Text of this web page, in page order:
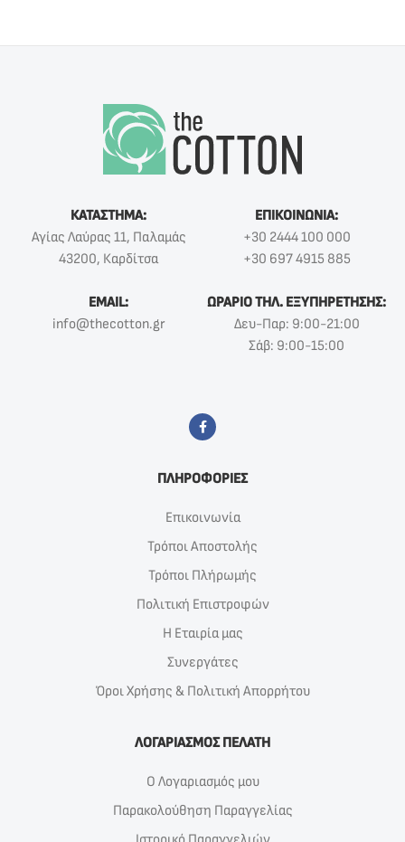
ΚΑΤΑΣΤΗΜΑ:
Αγίας Λαύρας 11, Παλαμάς
43200, Καρδίτσα
ΕΠΙΚΟΙΝΩΝΙΑ:
+30 2444 100 000
+30 697 4915 885
EMAIL:
info@thecotton.gr
ΩΡΑΡΙΟ ΤΗΛ. ΕΞΥΠΗΡΕΤΗΣΗΣ:
Δευ-Παρ: 9:00-21:00
Σάβ: 9:00-15:00
ΠΛΗΡΟΦΟΡΙΕΣ
Επικοινωνία
Τρόποι Αποστολής
Τρόποι Πλήρωμής
Πολιτική Επιστροφών
Η Εταιρία μας
Συνεργάτες
Όροι Χρήσης & Πολιτική Απορρήτου
ΛΟΓΑΡΙΑΣΜΟΣ ΠΕΛΑΤΗ
Ο Λογαριασμός μου
Παρακολούθηση Παραγγελίας